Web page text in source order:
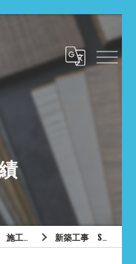
施工実績 新築工事 S様邸